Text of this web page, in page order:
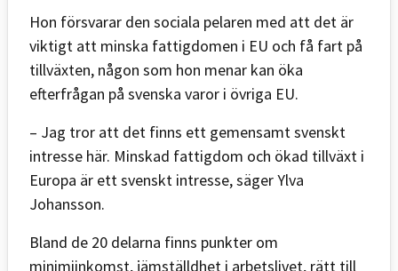
Hon försvarar den sociala pelaren med att det är
viktigt att minska fattigdomen i EU och få fart på
tillväxten, någon som hon menar kan öka
efterfrågan på svenska varor i övriga EU.
– Jag tror att det finns ett gemensamt svenskt
intresse här. Minskad fattigdom och ökad tillväxt i
Europa är ett svenskt intresse, säger Ylva
Johansson.
Bland de 20 delarna finns punkter om
minimiinkomst, jämställdhet i arbetslivet, rätt till